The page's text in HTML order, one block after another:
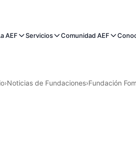
AEF Servicios Comunidad AEF
›Noticias de Fundaciones›Fundación